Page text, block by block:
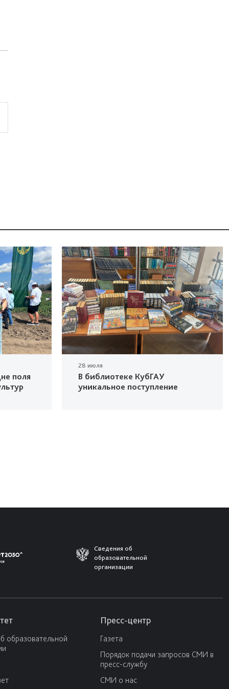
поля
28 июля
В библиотеке КубГАУ
уникальное поступление
Сведения об
образовательной
организации
образовательной
Пресс-центр
Газета
Порядок подачи запросов СМИ в
пресс-службу
СМИ о нас